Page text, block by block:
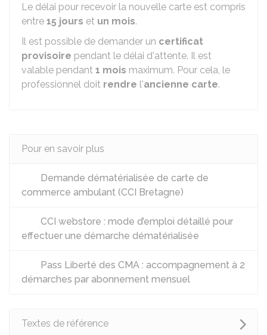
Le délai pour recevoir la nouvelle carte est compris
entre 15 jours et un mois.
Il est possible de demander un certificat
provisoire pendant le délai d'attente. Il est
valable pendant 1 mois maximum. Pour cela, le
professionnel doit rendre l'ancienne carte.
Pour en savoir plus
Demande dématérialisée de carte de
commerce ambulant (CCI Bretagne)
CCI webstore : mode d’emploi détaillé pour
effectuer une démarche dématérialisée
Pass Liberté des CMA : accompagnement à 2
démarches par abonnement mensuel
Textes de référence